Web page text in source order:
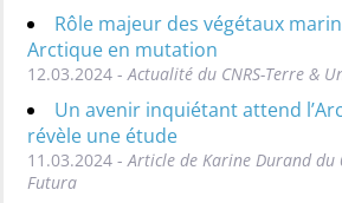
Rôle majeur des végétaux
Arctique en mutation
12.03.2024 - Actualité du CNRS-Terre &
Un avenir inquiétant attend
révèle une étude
11.03.2024 - Article de Karine Durand
Futura